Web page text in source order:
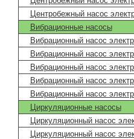
Центробежный насос
Вибрационные насосы
Вибрационный насос
Вибрационный насос
Вибрационный насос
Вибрационный насос
Вибрационный насос
Циркуляционные насосы
Циркуляционный насос
Циркуляционный насос